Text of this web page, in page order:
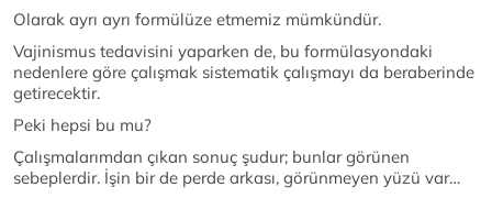
Olarak ayrı ayrı formülüze etmemiz mümkündür.
Vajinismus tedavisini yaparken de, bu formülasyondaki
nedenlere göre çalışmak sistematik çalışmayı da beraberinde
getirecektir.
Peki hepsi bu mu?
Çalışmalarımdan çıkan sonuç şudur; bunlar görünen
sebeplerdir. İşin bir de perde arkası, görünmeyen yüzü var…